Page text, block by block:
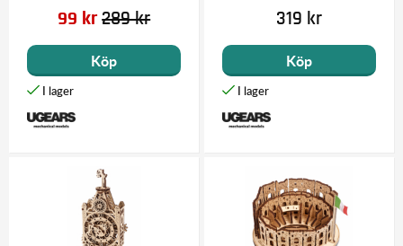
99 kr 289 kr
Köp
319 kr
Köp